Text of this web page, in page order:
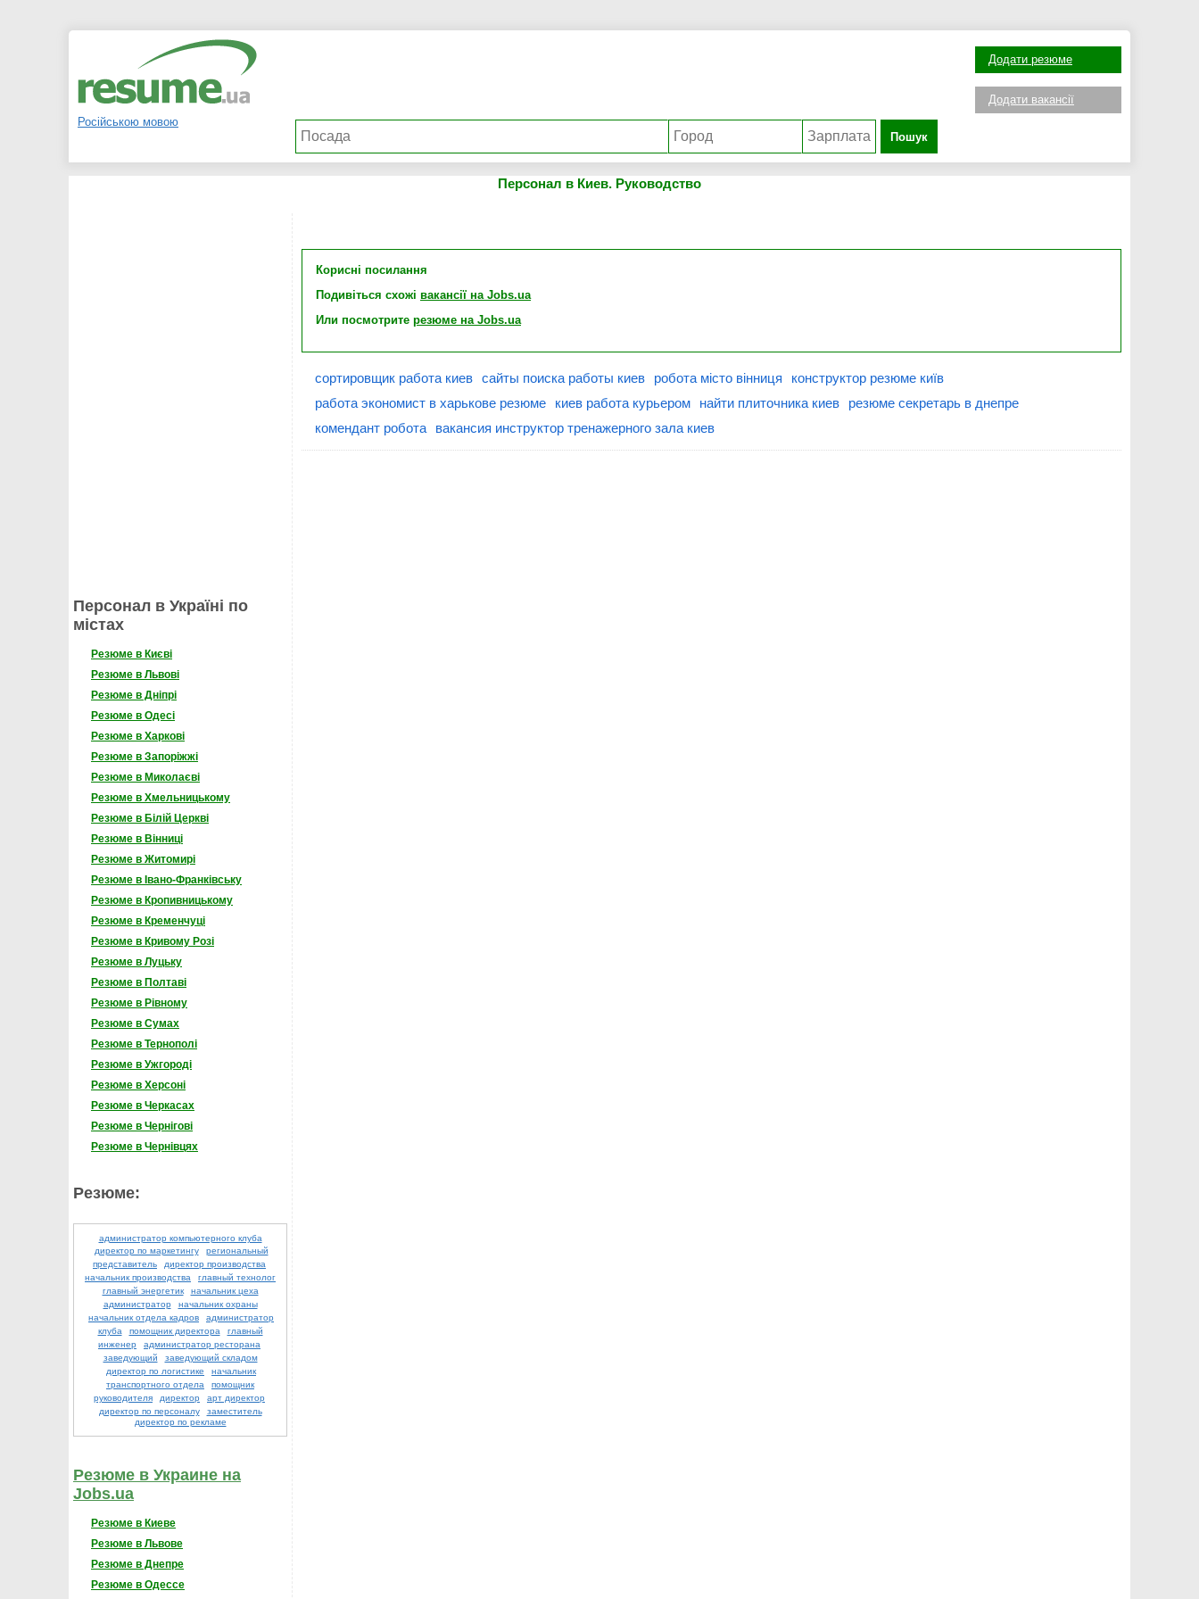
Російською мовою
Пошук
Додати резюме
Додати вакансії
Персонал в Киев. Руководство
Персонал в Україні по
містах
Резюме в Києві
Резюме в Львові
Резюме в Дніпрі
Резюме в Одесі
Резюме в Харкові
Резюме в Запоріжжі
Резюме в Миколаєві
Резюме в Хмельницькому
Резюме в Білій Церкві
Резюме в Вінниці
Резюме в Житомирі
Резюме в Івано-Франківську
Резюме в Кропивницькому
Резюме в Кременчуці
Резюме в Кривому Розі
Резюме в Луцьку
Резюме в Полтаві
Резюме в Рівному
Резюме в Сумах
Резюме в Тернополі
Резюме в Ужгороді
Резюме в Херсоні
Резюме в Черкасах
Резюме в Чернігові
Резюме в Чернівцях
Резюме:
администратор компьютерного клуба
директор по маркетингу
региональный
представитель
директор производства
начальник производства
главный технолог
главный энергетик
начальник цеха
администратор
начальник охраны
начальник отдела кадров
администратор
клуба
помощник директора
главный
инженер
администратор ресторана
заведующий
заведующий складом
директор по логистике
начальник
транспортного отдела
помощник
руководителя
директор
арт директор
директор по персоналу
заместитель
директор по рекламе
Резюме в Украине на
Jobs.ua
Резюме в Киеве
Резюме в Львове
Резюме в Днепре
Резюме в Одессе
Корисні посилання
Подивіться схожі вакансії на Jobs.ua
Или посмотрите резюме на Jobs.ua
сортировщик работа киев сайты поиска работы киев робота місто вінниця
конструктор резюме київ
работа экономист в харькове резюме
киев работа курьером найти плиточника киев
резюме секретарь в днепре
комендант робота
вакансия инструктор тренажерного зала киев